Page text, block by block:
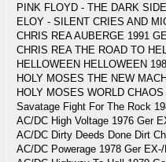
PINK FLOYD - THE DARK
ELOY - SILENT CRIES AND
CHRIS REA AUBERGE 1991
CHRIS REA THE ROAD TO
HELLOWEEN HELLOWEEN
HOLY MOSES THE NEW
HOLY MOSES WORLD
Savatage Fight For The Rock
AC/DC High Voltage 1976 Ger
AC/DC Dirty Deeds Done Dirt
AC/DC Powerage 1978 Ger